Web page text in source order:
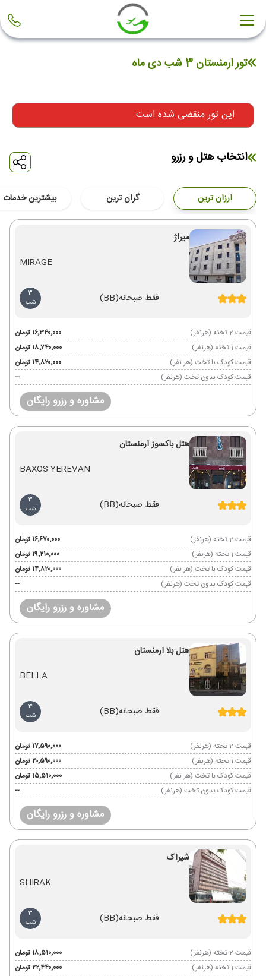
تور ارمنستان 3 شب دی ماه
این تور منقضی شده است
انتخاب هتل و رزرو
ارزان ترین گران ترین بیشترین خدمات
میراژ
MIRAGE
فقط صبحانه(BB)
3
شب
قیمت 2 تخته (هرنفر)
۱۶٬۳۴۰٬۰۰۰ تومان
قیمت 1 تخته (هرنفر)
۱۸٬۷۴۰٬۰۰۰ تومان
قیمت کودک با تخت (هر نفر)
۱۴٬۸۲۰٬۰۰۰ تومان
قیمت کودک بدون تخت (هرنفر)
--
مشاوره و رزرو رایگان
هتل باکسوز ارمنستان
BAXOS YEREVAN
فقط صبحانه(BB)
3
شب
قیمت 2 تخته (هرنفر)
۱۶٬۶۷۰٬۰۰۰ تومان
قیمت 1 تخته (هرنفر)
۱۹٬۲۱۰٬۰۰۰ تومان
قیمت کودک با تخت (هر نفر)
۱۴٬۸۲۰٬۰۰۰ تومان
قیمت کودک بدون تخت (هرنفر)
--
مشاوره و رزرو رایگان
هتل بلا ارمنستان
BELLA
فقط صبحانه(BB)
3
شب
قیمت 2 تخته (هرنفر)
۱۷٬۵۹۰٬۰۰۰ تومان
قیمت 1 تخته (هرنفر)
۲۰٬۵۹۰٬۰۰۰ تومان
قیمت کودک با تخت (هر نفر)
۱۵٬۵۱۰٬۰۰۰ تومان
قیمت کودک بدون تخت (هرنفر)
--
مشاوره و رزرو رایگان
شیراک
SHIRAK
فقط صبحانه(BB)
3
شب
قیمت 2 تخته (هرنفر)
۱۸٬۵۱۰٬۰۰۰ تومان
قیمت 1 تخته (هرنفر)
۲۲٬۴۴۰٬۰۰۰ تومان